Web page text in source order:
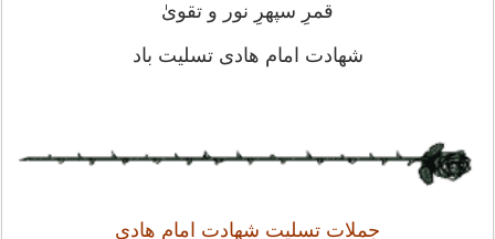
قمرِ سپهرِ نور و تقویٰ
شهادت امام هادی تسلیت باد
جملات تسلیت شهادت امام هادی